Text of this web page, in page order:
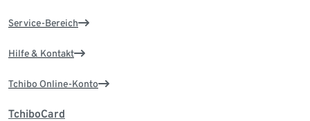
Service-Bereich
Hilfe & Kontakt
Tchibo Online-Konto
TchiboCard